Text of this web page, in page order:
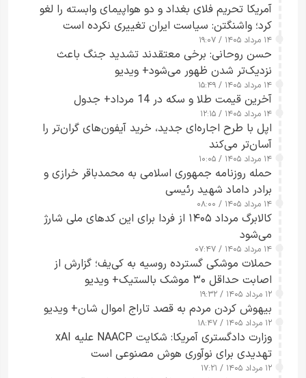
آمریکا تحریم فلای بغداد و دو هواپیمای وابسته را لغو
کرد؛ واشنگتن: سیاست ایران تغییری نکرده است
۱۴ مرداد ۱۴۰۵ / ۱۹:۰۷
حسن روحانی: برخی معتقدند تشدید جنگ باعث
نزدیک‌تر شدن ظهور می‌شود+ ویدیو
۱۴ مرداد ۱۴۰۵ / ۱۵:۴۹
آخرین قیمت طلا و سکه در 14 مرداد+ جدول
۱۴ مرداد ۱۴۰۵ / ۱۲:۱۵
اپل با طرح اجاره‌ای جدید، خرید آیفون‌های گران‌تر را
آسان‌تر می‌کند
۱۴ مرداد ۱۴۰۵ / ۱۰:۰۵
حمله روزنامه جمهوری اسلامی به محمدباقر خرازی و
برادر داماد شهید رئیسی
۱۴ مرداد ۱۴۰۵ / ۰۸:۰۰
کالابرگ مرداد ۱۴۰۵ از فردا برای این کدهای ملی شارژ
می‌شود
۱۴ مرداد ۱۴۰۵ / ۰۷:۴۷
حملات موشکی گسترده روسیه به کی‌یف؛ گزارش از
اصابت حداقل ۳۰ موشک بالستیک+ ویدیو
۱۲ مرداد ۱۴۰۵ / ۱۹:۳۲
بیهوش کردن مردم به قصد تاراج اموال شان+ ویدیو
۱۲ مرداد ۱۴۰۵ / ۱۸:۴۷
وزارت دادگستری آمریکا: شکایت NAACP علیه xAI
تهدیدی برای نوآوری هوش مصنوعی است
۱۲ مرداد ۱۴۰۵ / ۱۷:۲۱